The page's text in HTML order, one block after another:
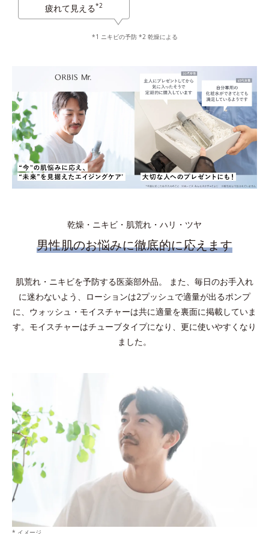
疲れて見える*2
*1 ニキビの予防 *2 乾燥による
乾燥・ニキビ・肌荒れ・ハリ・ツヤ
男性肌のお悩みに徹底的に応えます
肌荒れ・ニキビを予防する医薬部外品。 また、毎日のお手入れ
に迷わないよう、ローションは2プッシュで適量が出るポンプ
に、ウォッシュ・モイスチャーは共に適量を裏面に掲載していま
す。モイスチャーはチューブタイプになり、更に使いやすくなり
ました。